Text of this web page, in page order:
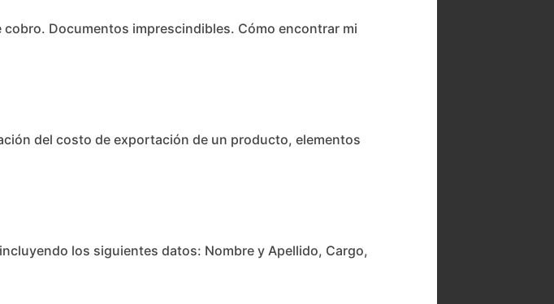
Documentos imprescindibles. Cómo encontrar mi
del costo de exportación de un producto, elementos
los siguientes datos: Nombre y Apellido, Cargo,